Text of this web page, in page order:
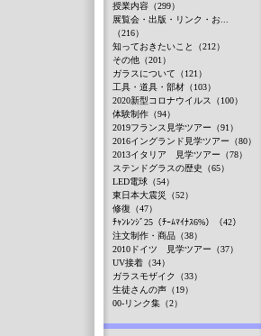
授業内容（299）
展覧会・出版・リンク・お...
（216）
知っておきたいこと（212）
その他（201）
ガラスについて（121）
工具・道具・部材（103）
2020新型コロナウイルス（100）
体験制作（94）
2019フランス見学ツアー（91）
2016イングランド見学ツアー（80）
2013イタリア 見学ツアー（78）
ステンドグラスの歴史（65）
LED電球（54）
東日本大震災（52）
修復（47）
ﾁｬﾝﾚﾝｼﾞ25（ﾁｰﾑﾏｲﾅｽ6%）（42）
注文制作・商品（38）
2010ドイツ 見学ツアー（37）
UV接着（34）
ガラスモザイク（33）
生徒さんの声（19）
00-リンク集（2）